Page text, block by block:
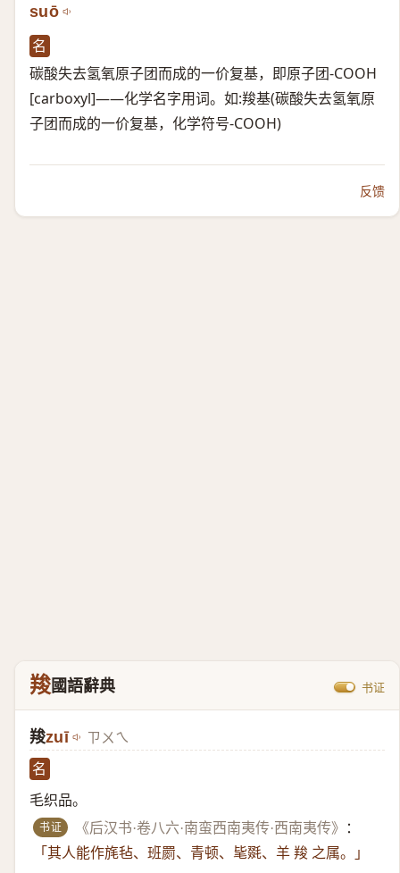
suō
名
碳酸失去氢氧原子团而成的一价复基，即原子团-COOH
[carboxyl]——化学名字用词。如:羧基(碳酸失去氢氧原
子团而成的一价复基，化学符号-COOH)
反馈
羧國語辭典 书证
羧zuī ㄗㄨㄟ
名
毛织品。
书证 《后汉书·卷八六·南蛮西南夷传·西南夷传》
：
「其人能作旄毡、班罽、青顿、毞毲、羊 羧 之属。」